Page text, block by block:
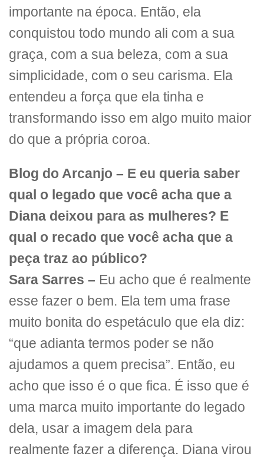
importante na época. Então, ela
conquistou todo mundo ali com a sua
graça, com a sua beleza, com a sua
simplicidade, com o seu carisma. Ela
entendeu a força que ela tinha e
transformando isso em algo muito maior
do que a própria coroa.
Blog do Arcanjo – E eu queria saber
qual o legado que você acha que a
Diana deixou para as mulheres? E
qual o recado que você acha que a
peça traz ao público?
Sara Sarres – Eu acho que é realmente
esse fazer o bem. Ela tem uma frase
muito bonita do espetáculo que ela diz:
“que adianta termos poder se não
ajudamos a quem precisa”. Então, eu
acho que isso é o que fica. É isso que é
uma marca muito importante do legado
dela, usar a imagem dela para
realmente fazer a diferença. Diana virou